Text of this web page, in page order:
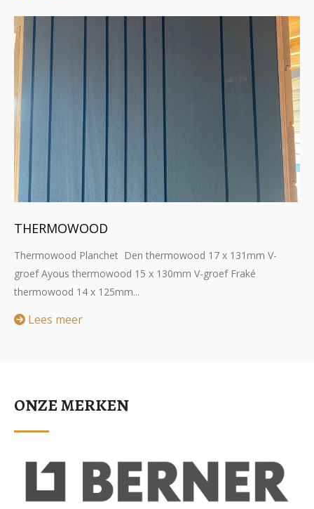
THERMOWOOD
Thermowood Planchet Den thermowood 17 x 131mm V-
groef Ayous thermowood 15 x 130mm V-groef Fraké
thermowood 14 x 125mm...
Lees meer
ONZE MERKEN